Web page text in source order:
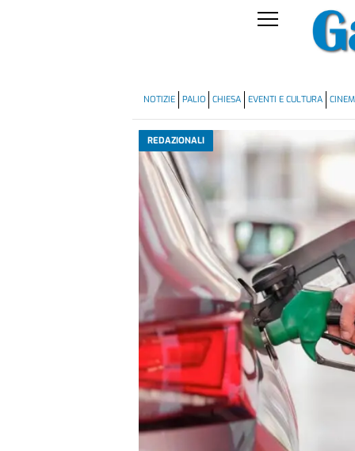
NOTIZIE PALIO CHIESA EVENTI E CULTURA
REDAZIONALI